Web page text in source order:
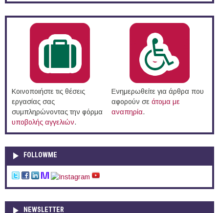
Κοινοποιήστε τις θέσεις
εργασίας σας
συμπληρώνοντας την φόρμα
υποβολής αγγελιών.
Ενημερωθείτε για άρθρα που
αφορούν σε άτομα με
αναπηρία.
FOLLOWME
NEWSLETTER